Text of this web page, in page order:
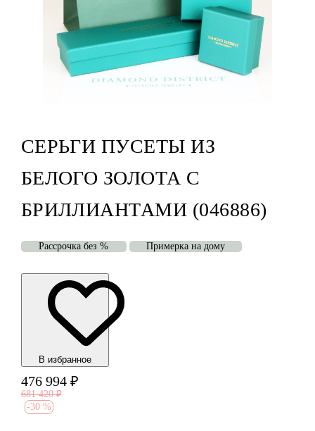
СЕРЬГИ ПУСЕТЫ ИЗ
БЕЛОГО ЗОЛОТА С
БРИЛЛИАНТАМИ (046886)
Рассрочка без % Примерка на дому
В избранноe
476 994 ₽
681 420 ₽
-30 %